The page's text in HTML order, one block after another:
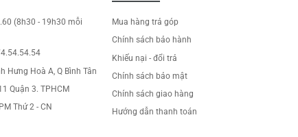
(8h30 - 19h30 mỗi
Hưng Hoà A, Q Bình Tân
Quận 3. TPHCM
Thứ 2 - CN
Mua hàng trả góp
Chính sách bảo hành
Khiếu nại - đổi trả
Chính sách bảo mật
Chính sách giao hàng
Hướng dẫn thanh toán